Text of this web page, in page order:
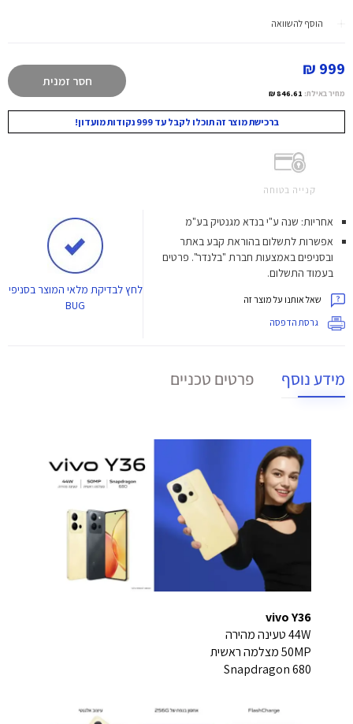
הוסף להשוואה
999 ₪
מחיר באילת: 846.61 ₪
חסר זמנית
ברכישת מוצר זה תוכלו לקבל עד 999 נקודות מועדון!
קנייה בטוחה
אחריות: שנה ע"י בנדא מגנטיק בע"מ
אפשרות לתשלום בהוראת קבע באתר
ובסניפים באמצעות חברת "בלנדר". פרטים
בעמוד התשלום.
שאל אותנו על מוצר זה
גרסת הדפסה
לחץלבדיקת מלאי המוצר בסניפי
BUG
מידע נוסף פרטים טכניים
vivo Y36
44W טעינה מהירה
50MP מצלמה ראשית
Snapdragon 680